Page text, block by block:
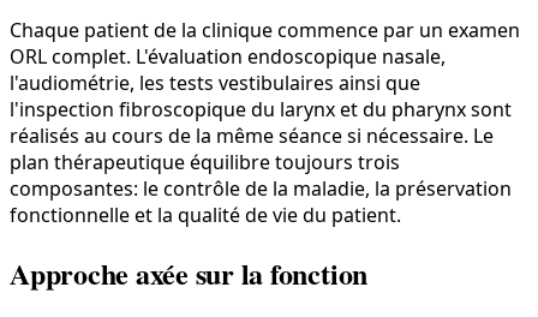
Chaque patient de la clinique commence par un examen
ORL complet. L'évaluation endoscopique nasale,
l'audiométrie, les tests vestibulaires ainsi que
l'inspection fibroscopique du larynx et du pharynx sont
réalisés au cours de la même séance si nécessaire. Le
plan thérapeutique équilibre toujours trois
composantes: le contrôle de la maladie, la préservation
fonctionnelle et la qualité de vie du patient.
Approche axée sur la fonction